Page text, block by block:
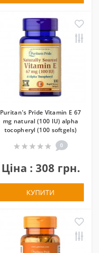
Puritan's Pride Vitamin E 67
mg natural (100 IU) alpha
tocopheryl (100 softgels)
0
Ціна : 308 грн.
КУПИТИ